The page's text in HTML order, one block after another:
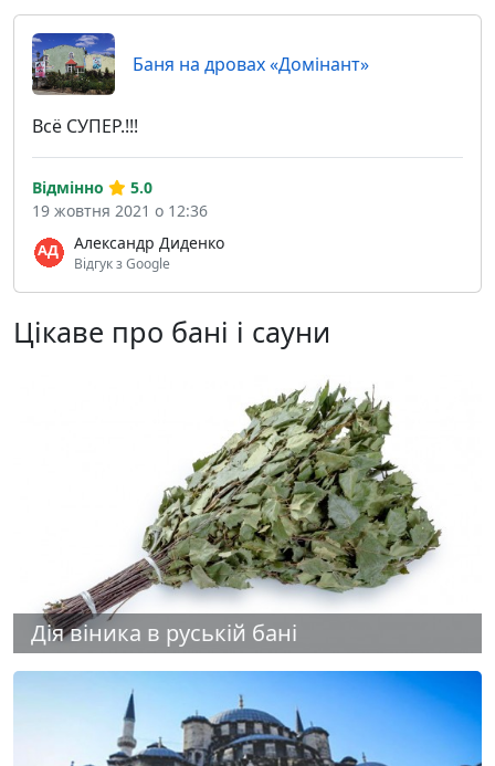
Баня на дровах «Домiнант»
Всё СУПЕР.!!!
Александр Диденко
Відгук з Google
Відмінно
5.0
19 жовтня 2021 о 12:36
Цікаве про бані і сауни
Дія віника в руській бані